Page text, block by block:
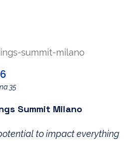
35
Summit Milano
to impact everything